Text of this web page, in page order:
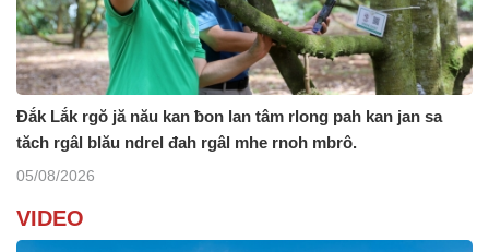
Đắk Lắk rgŏ jă nău kan ƀon lan tâm rlong pah kan jan sa
tăch rgâl blău ndrel đah rgâl mhe rnoh mbrô.
05/08/2026
VIDEO